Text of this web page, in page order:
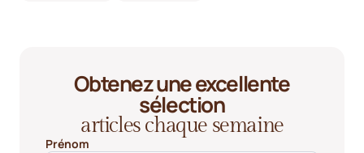
Obtenez une excellente
sélection
articles chaque semaine
Prénom